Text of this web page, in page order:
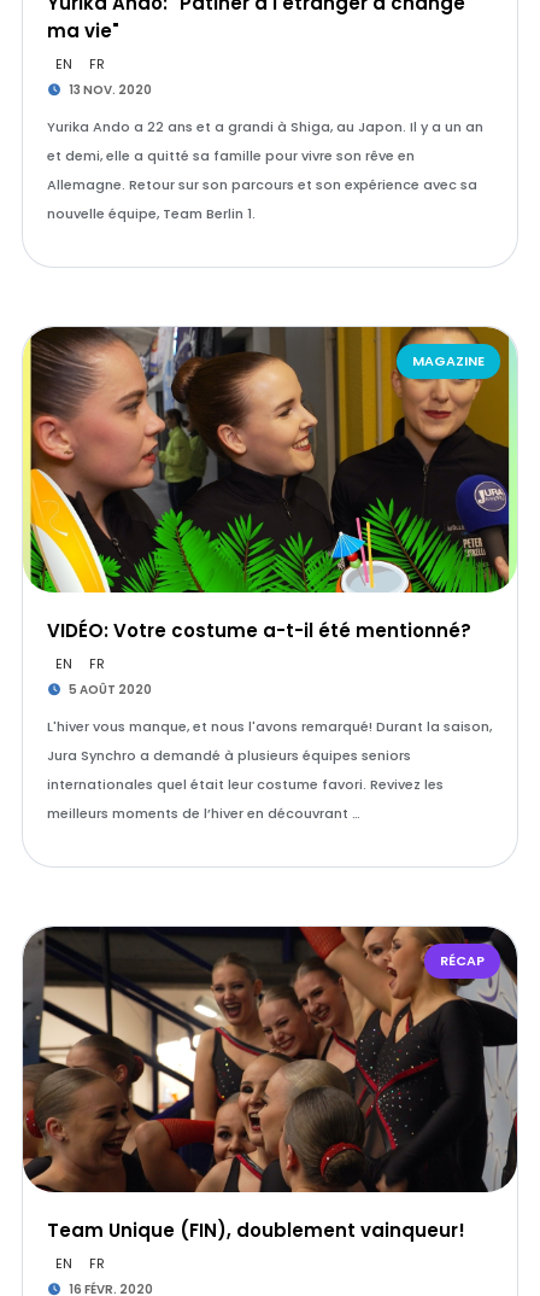
ma vie"
EN FR
13 NOV. 2020
Yurika Ando a 22 ans et a grandi à Shiga, au Japon. Il y a un an
et demi, elle a quitté sa famille pour vivre son rêve en
Allemagne. Retour sur son parcours et son expérience avec sa
nouvelle équipe, Team Berlin 1.
MAGAZINE
VIDÉO: Votre costume a-t-il été mentionné?
EN FR
5 AOÛT 2020
L'hiver vous manque, et nous l'avons remarqué! Durant la saison,
Jura Synchro a demandé à plusieurs équipes seniors
internationales quel était leur costume favori. Revivez les
meilleurs moments de l’hiver en découvrant …
RÉCAP
Team Unique (FIN), doublement vainqueur!
EN FR
16 FÉVR. 2020